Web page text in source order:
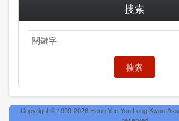
搜索
搜
索
Copyright © 1999-2026 Heng Yue Yen Long Kwon